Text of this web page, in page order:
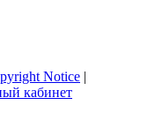
Notice |
кабинет